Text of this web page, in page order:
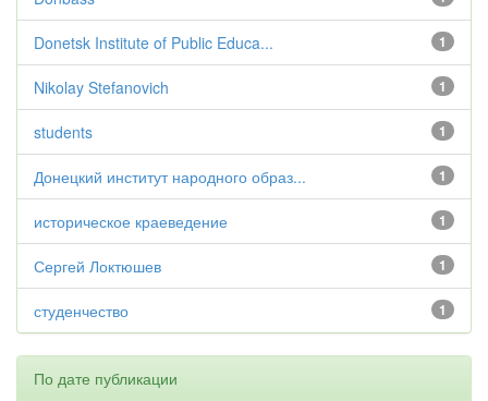
1
Donetsk Institute of Public Educa...
1
Nikolay Stefanovich
1
students
1
Донецкий институт народного образ...
1
историческое краеведение
1
Сергей Локтюшев
1
студенчество
По дате публикации